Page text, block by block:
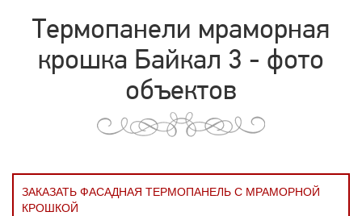
Термопанели мраморная
крошка Байкал 3 - фото
объектов
ЗАКАЗАТЬ ФАСАДНАЯ ТЕРМОПАНЕЛЬ С МРАМОРНОЙ
КРОШКОЙ